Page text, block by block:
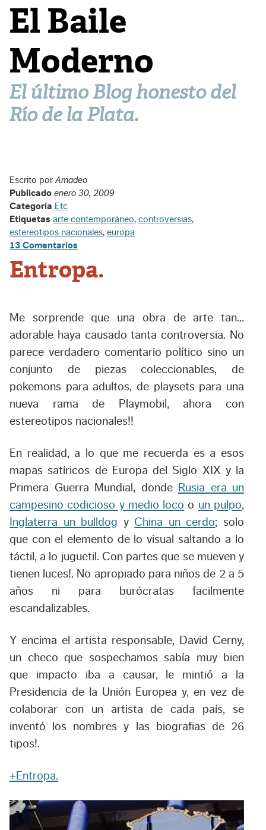
El Baile
Moderno
El último Blog honesto del
Río de la Plata.
Escrito porAmadeo
Publicado enero 30, 2009
Categoría Etc
Etiquetas arte contemporáneo, controversias,
estereotipos nacionales, europa
13 Comentarios
Entropa.
Me sorprende que una obra de arte tan…
adorable haya causado tanta controversia. No
parece verdadero comentario político sino un
conjunto de piezas coleccionables, de
pokemons para adultos, de playsets para una
nueva rama de Playmobil, ahora con
estereotipos nacionales!!
En realidad, a lo que me recuerda es a esos
mapas satíricos de Europa del Siglo XIX y la
Primera Guerra Mundial, donde Rusia era un
campesino codicioso y medio loco o un pulpo,
Inglaterra un bulldog yChina un cerdo; solo
que con el elemento de lo visual saltando a lo
táctil, a lo juguetil. Con partes que se mueven y
tienen luces!. No apropiado para niños de 2 a 5
años ni para burócratas facilmente
escandalizables.
Y encima el artista responsable, David Cerny,
un checo que sospechamos sabía muy bien
que impacto iba a causar, le mintió a la
Presidencia de la Unión Europea y, en vez de
colaborar con un artista de cada país, se
inventó los nombres y las biografias de 26
tipos!.
+Entropa.